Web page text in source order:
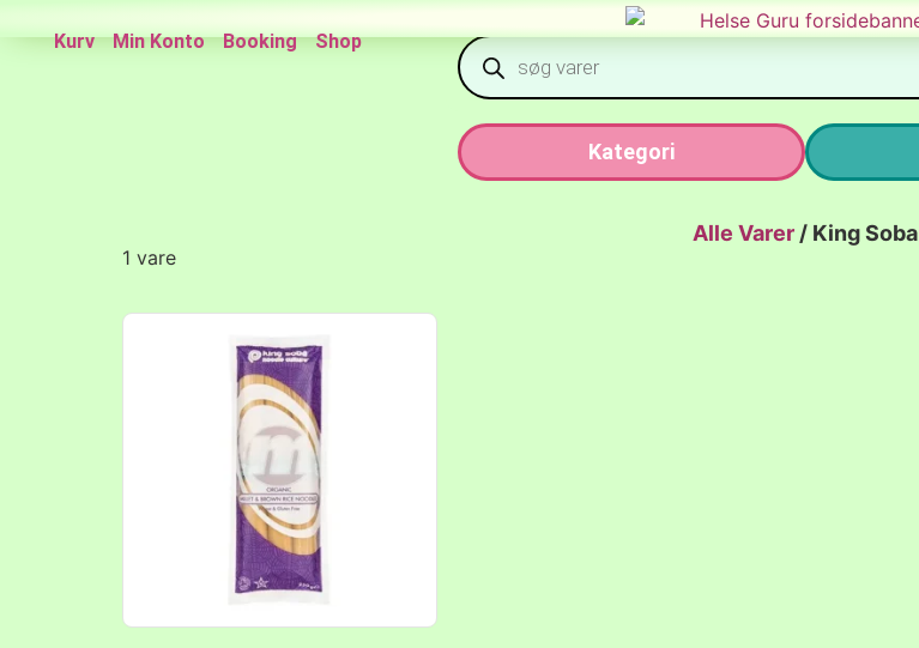
Kurv Min Konto Booking Shop
Kategori
Alle Varer / King Soba
1 vare